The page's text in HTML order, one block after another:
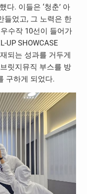
다. 이들은 ‘청춘’ 아
들었고, 그 노력은 한
수작 10선이 들어가
UP SHOWCASE
되는 성과를 거두게
릿지뮤직 부스를 방
구하게 되었다.